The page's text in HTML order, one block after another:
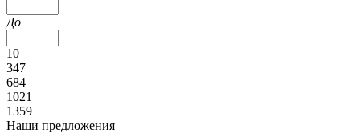
До
10
347
684
1021
1359
Наши предложения